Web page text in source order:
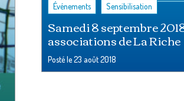
Événements Sensibilisation
Samedi 8 septembre
associations de La Riche
Posté le23 août 2018